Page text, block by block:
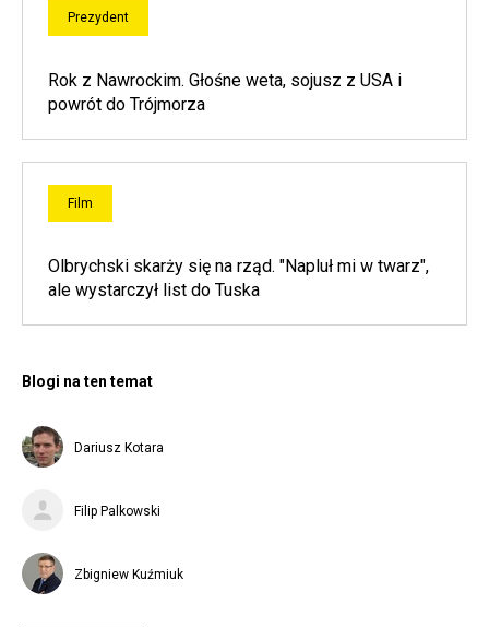
Prezydent
Rok z Nawrockim. Głośne weta, sojusz z USA i
powrót do Trójmorza
Film
Olbrychski skarży się na rząd. "Napluł mi w twarz",
ale wystarczył list do Tuska
Blogi na ten temat
Dariusz Kotara
Filip Palkowski
Zbigniew Kuźmiuk